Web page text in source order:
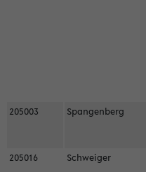
205003 Spangenberg
205016 Schweiger